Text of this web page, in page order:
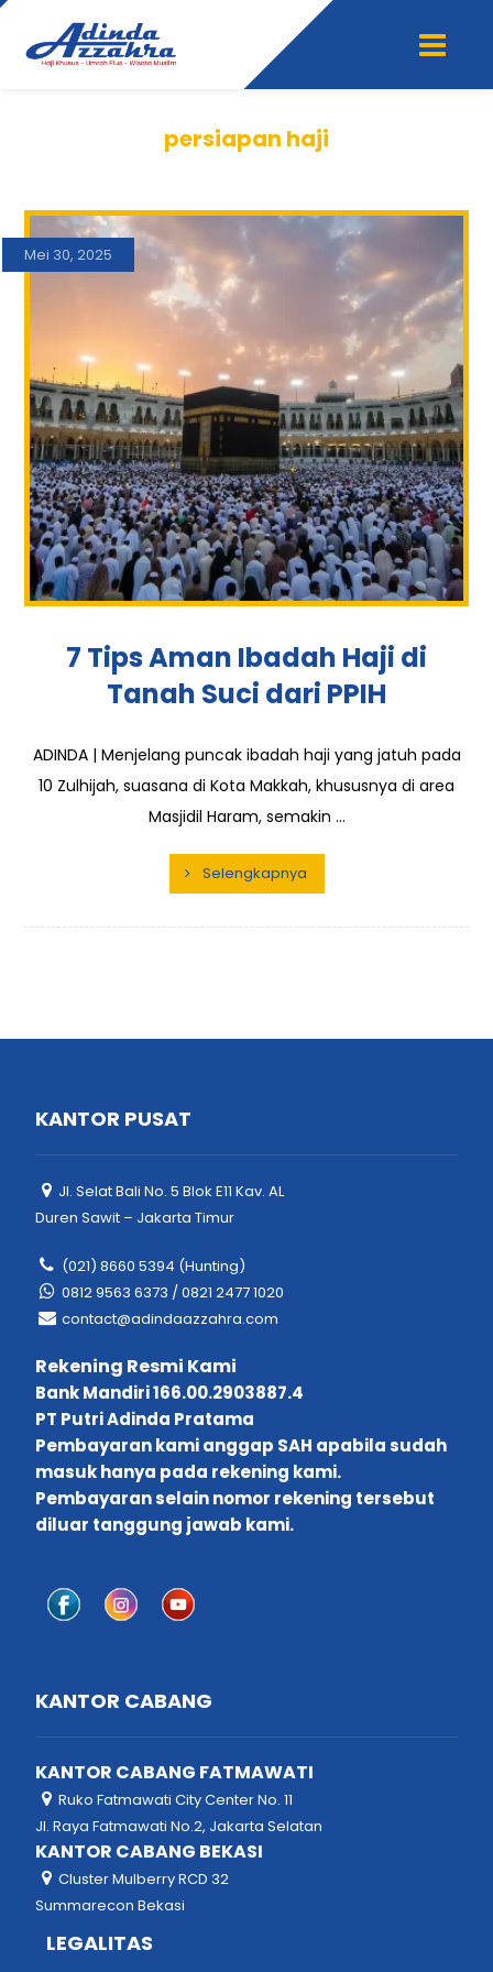
persiapan haji
7 Tips Aman Ibadah Haji di
Tanah Suci dari PPIH
Mei 30, 2025
ADINDA | Menjelang puncak ibadah haji yang jatuh pada
10 Zulhijah, suasana di Kota Makkah, khususnya di area
Masjidil Haram, semakin ...
Selengkapnya
KANTOR PUSAT
Jl. Selat Bali No. 5 Blok E11 Kav. AL
Duren Sawit – Jakarta Timur
(021) 8660 5394 (Hunting)
0812 9563 6373 / 0821 2477 1020
contact@adindaazzahra.com
Rekening Resmi Kami
Bank Mandiri 166.00.2903887.4
PT Putri Adinda Pratama
Pembayaran kami anggap SAH apabila sudah
masuk hanya pada rekening kami.
Pembayaran selain nomor rekening tersebut
diluar tanggung jawab kami.
KANTOR CABANG
KANTOR CABANG FATMAWATI
Ruko Fatmawati City Center No. 11
Jl. Raya Fatmawati No.2, Jakarta Selatan
KANTOR CABANG BEKASI
Cluster Mulberry RCD 32
Summarecon Bekasi
LEGALITAS